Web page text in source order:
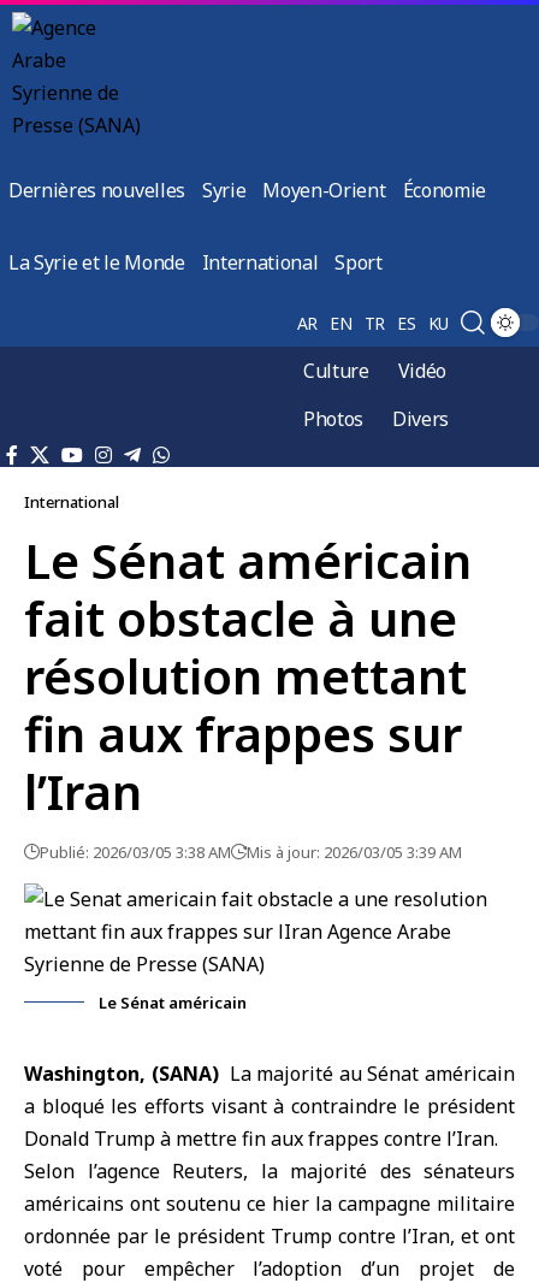
Dernières nouvelles Syrie Moyen-Orient Économie
La Syrie et le Monde International Sport
AR EN TR ES KU
Culture
Vidéo
Photos
Divers
International
Le Sénat américain
fait obstacle à une
résolution mettant
fin aux frappes sur
l’Iran
Publié: 2026/03/05 3:38 AM Mis à jour: 2026/03/05 3:39 AM
Le Sénat américain
Washington, (SANA)La majorité auSénat américain
a bloqué les efforts visant à contraindre le président
Donald Trump à mettre fin auxfrappes contre l’Iran.
Selon l’agence Reuters, la majorité des sénateurs
américains ont soutenu ce hier la campagne militaire
ordonnée par le président Trump contre l’Iran, et ont
voté pour empêcher l’adoption d’un projet de